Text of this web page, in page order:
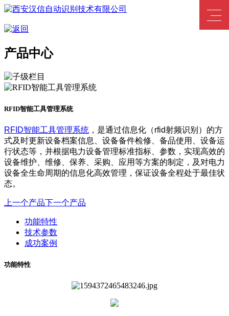
产品中心
RFID智能工具管理系统
RFID智能工具管理系统 ，是通过信息化（rfid射频识别）的方
式及时更新设备档案信息、设备备件检修、备品使用、设备运
行状态等，并根据电力设备管理标准指标、参数，实现高效的
设备维护、维修、保养、采购、应用等方案的制定，及对电力
设备全生命周期的信息化高效管理，保证设备全程处于最佳状
态。
上一个产品下一个产品
功能特性
技术参数
成功案例
功能特性